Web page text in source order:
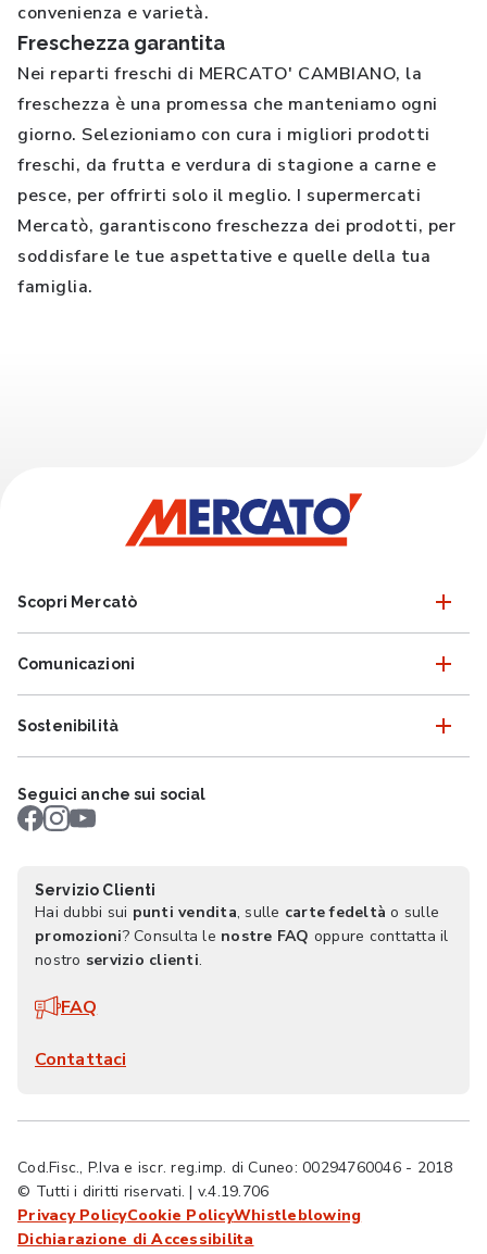
convenienza e varietà.
Freschezza garantita
Nei reparti freschi di MERCATO' CAMBIANO, la
freschezza è una promessa che manteniamo ogni
giorno. Selezioniamo con cura i migliori prodotti
freschi, da frutta e verdura di stagione a carne e
pesce, per offrirti solo il meglio. I supermercati
Mercatò, garantiscono freschezza dei prodotti, per
soddisfare le tue aspettative e quelle della tua
famiglia.
Scopri Mercatò
Comunicazioni
Sostenibilità
Seguici anche sui social
Servizio Clienti
Hai dubbi sui punti vendita, sulle carte fedeltà o sulle
promozioni? Consulta le nostre FAQ oppure conttatta il
nostro servizio clienti.
FAQ
Contattaci
Cod.Fisc., P.Iva e iscr. reg.imp. di Cuneo: 00294760046 - 2018
© Tutti i diritti riservati. | v.4.19.706
Privacy PolicyCookie PolicyWhistleblowing
Dichiarazione di Accessibilita